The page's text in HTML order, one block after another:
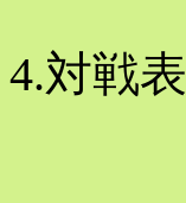
4.対戦表